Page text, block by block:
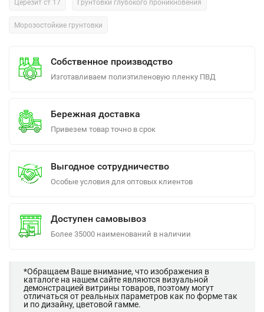
Церезит ст 17 Грунтовки глубокого проникновения
Морозостойкие грунтовки
Собственное производство
Изготавливаем полиэтиленовую пленку ПВД
Бережная доставка
Привезем товар точно в срок
Выгодное сотрудничество
Особые условия для оптовых клиентов
Доступен самовывоз
Более 35000 наименований в наличии
*Обращаем Ваше внимание, что изображения в
каталоге на нашем сайте являются визуальной
демонстрацией витрины товаров, поэтому могут
отличаться от реальных параметров как по форме так
и по дизайну, цветовой гамме.